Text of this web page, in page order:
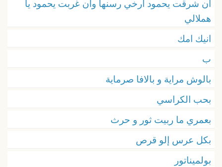
ان شرقت يحمود ارخي رسنها وان غربت يحمود يا
هملالي
انيك امك
ب
بالوش مراية و بالافا صرماية
بحب الكراسي
بعمري ما ربيت ثور و حرث
بكل عرس إلو قرص
بولميناتور